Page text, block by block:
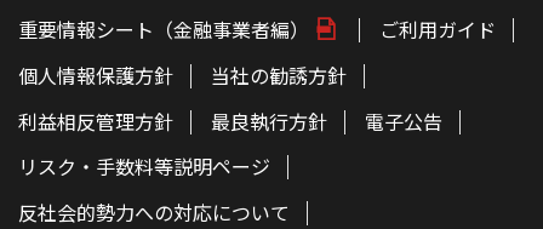
重要情報シート（金融事業者編）
ご利用ガイド
個人情報保護方針
当社の勧誘方針
利益相反管理方針
最良執行方針
電子公告
リスク・手数料等説明ページ
反社会的勢力への対応について